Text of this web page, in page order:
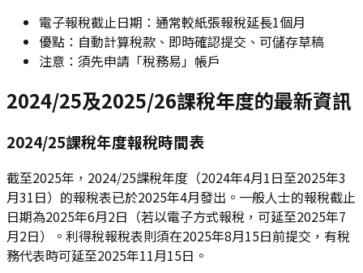
電子報稅截止日期：通常較紙張報稅延長1個月
優點：自動計算稅款、即時確認提交、可儲存草稿
注意：須先申請「稅務易」帳戶
2024/25及2025/26課稅年度的最新資訊
2024/25課稅年度報稅時間表
截至2025年，2024/25課稅年度（2024年4月1日至2025年3
月31日）的報稅表已於2025年4月發出。一般人士的報稅截止
日期為2025年6月2日（若以電子方式報稅，可延至2025年7
月2日）。利得稅報稅表則須在2025年8月15日前提交，有稅
務代表時可延至2025年11月15日。